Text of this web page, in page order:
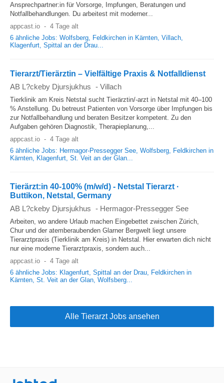
Ansprechpartner:in für Vorsorge, Impfungen, Beratungen und
Notfallbehandlungen. Du arbeitest mit moderner...
appcast.io - 4 Tage alt
6 ähnliche Jobs: Wolfsberg, Feldkirchen in Kärnten, Villach,
Klagenfurt, Spittal an der Drau...
Tierarzt/Tierärztin – Vielfältige Praxis & Notfalldienst
AB L?ckeby Djursjukhus - Villach
Tierklinik am Kreis Netstal sucht Tierärztin/-arzt in Netstal mit 40–100
% Anstellung. Du betreust Patienten von Vorsorge über Impfungen bis
zur Notfallbehandlung und beraten Besitzer kompetent. Zu den
Aufgaben gehören Diagnostik, Therapieplanung,...
appcast.io - 4 Tage alt
6 ähnliche Jobs: Hermagor-Pressegger See, Wolfsberg, Feldkirchen in
Kärnten, Klagenfurt, St. Veit an der Glan...
Tierärzt:in 40-100% (m/w/d) - Netstal Tierarzt ·
Buttikon, Netstal, Germany
AB L?ckeby Djursjukhus - Hermagor-Pressegger See
Arbeiten, wo andere Urlaub machen Eingebettet zwischen Zürich,
Chur und der atemberaubenden Glarner Bergwelt liegt unsere
Tierarztpraxis (Tierklinik am Kreis) in Netstal. Hier erwarten dich nicht
nur eine moderne Tierarztpraxis, sondern auch...
appcast.io - 4 Tage alt
6 ähnliche Jobs: Klagenfurt, Spittal an der Drau, Feldkirchen in
Kärnten, St. Veit an der Glan, Wolfsberg...
Alle Tierarzt Jobs ansehen